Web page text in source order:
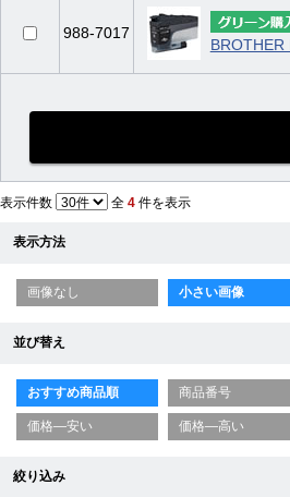
988-7017
表示件数 全 4 件を表示
表示方法
画像なし 小さい画像
並び替え
おすすめ商品順 商品番号
価格—安い 価格—高い
絞り込み